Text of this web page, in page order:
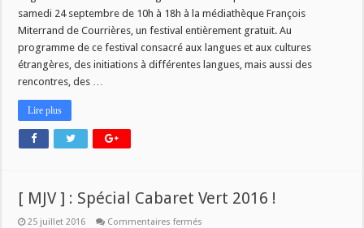
samedi 24 septembre de 10h à 18h à la médiathèque François
Miterrand de Courrières, un festival entièrement gratuit. Au
programme de ce festival consacré aux langues et aux cultures
étrangères, des initiations à différentes langues, mais aussi des
rencontres, des …
Lire plus
[ MJV ] : Spécial Cabaret Vert 2016 !
25 juillet 2016 Commentaires fermés